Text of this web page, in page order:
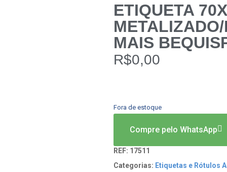
ETIQUETA
MAIS
R$0,00
Fora de estoque
Compre pelo WhatsApp
REF: 17511
Categorias: Etiquetas e Rótulos